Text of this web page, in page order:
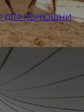
ДЛЯ КОНЮШНИ